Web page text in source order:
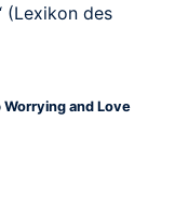
(Lexikon des
Worrying and Love